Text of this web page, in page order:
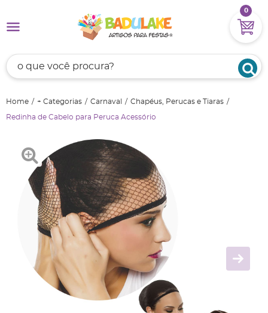
0
Home + Categorias Carnaval Chapéus, Perucas e Tiaras
Redinha de Cabelo para Peruca Acessório